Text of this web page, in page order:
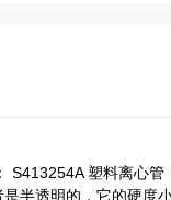
S413254A 塑料离心
半透明的，它的硬度